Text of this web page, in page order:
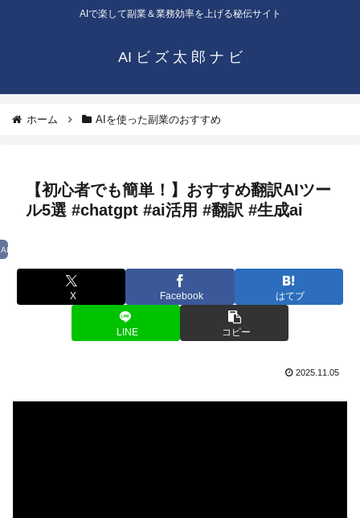
AIで楽して副業＆業務効率を上げる秘伝サイト
AI ビ ズ 太 郎 ナ ビ
ホーム AIを使った副業のおすすめ
【初心者でも簡単！】おすすめ翻訳AIツー
ル5選 #chatgpt #ai活用 #翻訳 #生成ai
AIを使った副業のおすすめ
X Facebook はてブ
LINE コピー
2025.11.05